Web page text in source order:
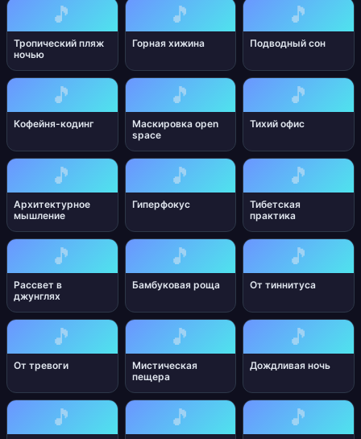
🎵
Тропический пляж
ночью
🎵
Горная хижина
🎵
Подводный сон
🎵
Кофейня-кодинг
🎵
Маскировка open
space
🎵
Тихий офис
🎵
Архитектурное
мышление
🎵
Гиперфокус
🎵
Тибетская
практика
🎵
Рассвет в
джунглях
🎵
Бамбуковая роща
🎵
От тиннитуса
🎵
От тревоги
🎵
Мистическая
пещера
🎵
Дождливая ночь
🎵 🎵 🎵